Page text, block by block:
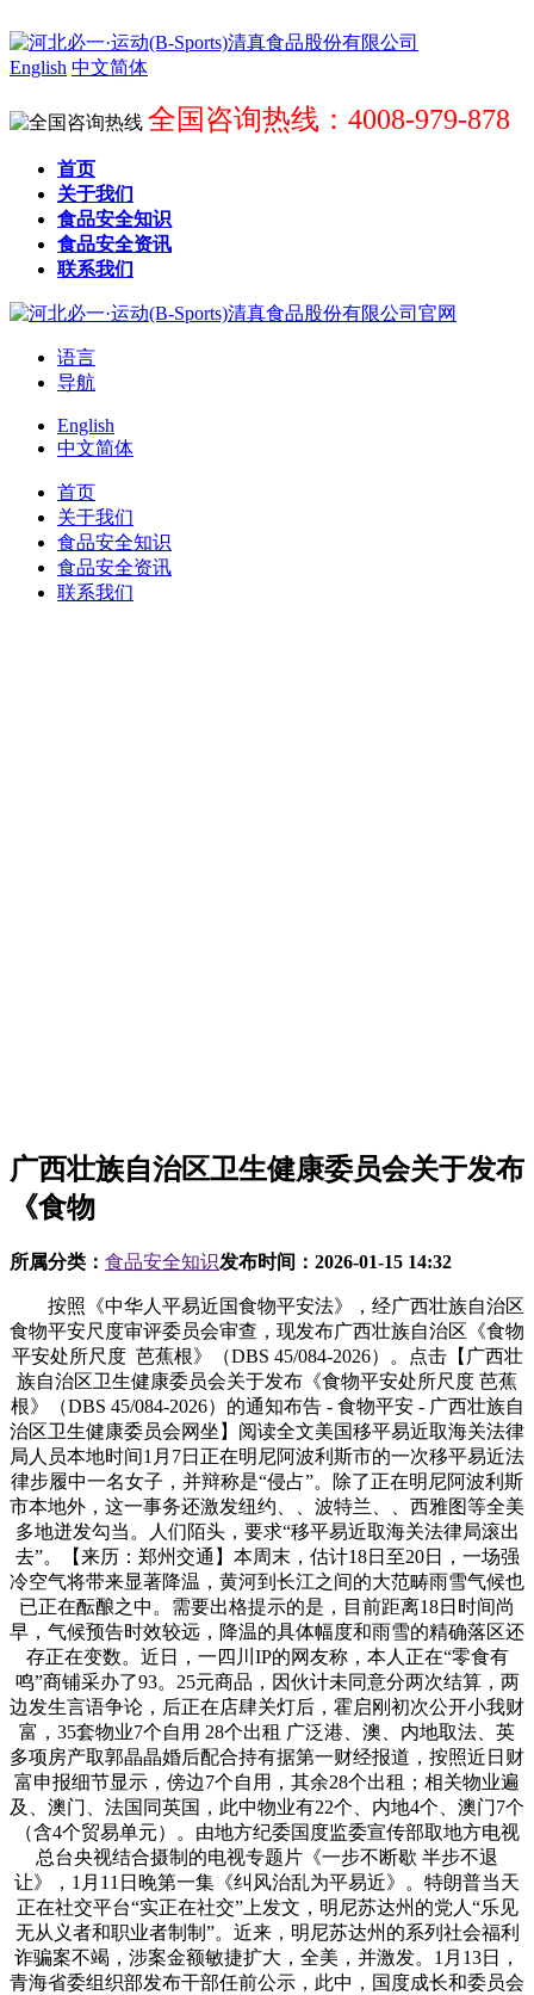
English 中文简体
全国咨询热线：4008-979-878
首页
关于我们
食品安全知识
食品安全资讯
联系我们
语言
导航
English
中文简体
首页
关于我们
食品安全知识
食品安全资讯
联系我们
广西壮族自治区卫生健康委员会关于发布
《食物
所属分类： 食品安全知识发布时间： 2026-01-15 14:32
按照《中华人平易近国食物平安法》，经广西壮族自治区
食物平安尺度审评委员会审查，现发布广西壮族自治区《食物
平安处所尺度 芭蕉根》（DBS 45/084-2026）。点击【广西壮
族自治区卫生健康委员会关于发布《食物平安处所尺度 芭蕉
根》（DBS 45/084-2026）的通知布告 - 食物平安 - 广西壮族自
治区卫生健康委员会网坐】阅读全文美国移平易近取海关法律
局人员本地时间1月7日正在明尼阿波利斯市的一次移平易近法
律步履中一名女子，并辩称是“侵占”。除了正在明尼阿波利斯
市本地外，这一事务还激发纽约、、波特兰、、西雅图等全美
多地迸发勾当。人们陌头，要求“移平易近取海关法律局滚出
去”。【来历：郑州交通】本周末，估计18日至20日，一场强
冷空气将带来显著降温，黄河到长江之间的大范畴雨雪气候也
已正在酝酿之中。需要出格提示的是，目前距离18日时间尚
早，气候预告时效较远，降温的具体幅度和雨雪的精确落区还
存正在变数。近日，一四川IP的网友称，本人正在“零食有
鸣”商铺采办了93。25元商品，因伙计未同意分两次结算，两
边发生言语争论，后正在店肆关灯后，霍启刚初次公开小我财
富，35套物业7个自用 28个出租 广泛港、澳、内地取法、英
多项房产取郭晶晶婚后配合持有据第一财经报道，按照近日财
富申报细节显示，傍边7个自用，其余28个出租；相关物业遍
及、澳门、法国同英国，此中物业有22个、内地4个、澳门7个
（含4个贸易单元）。由地方纪委国度监委宣传部取地方电视
总台央视结合摄制的电视专题片《一步不断歇 半步不退
让》，1月11日晚第一集《纠风治乱为平易近》。特朗普当天
正在社交平台“实正在社交”上发文，明尼苏达州的党人“乐见
无从义者和职业者制制”。近来，明尼苏达州的系列社会福利
诈骗案不竭，涉案金额敏捷扩大，全美，并激发。1月13日，
青海省委组织部发布干部任前公示，此中，国度成长和委员会